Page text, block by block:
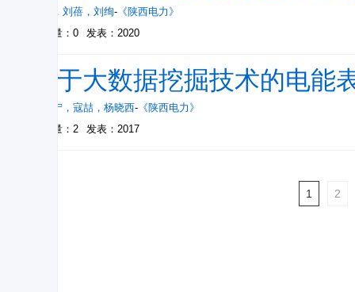
， 刘蓓 ， 刘绚- 《陕西电力》
被引量：0
发表：2020
基于大数据挖掘技术的电能
郭宁宁 ， 寇喆 ， 杨晓西- 《陕西电力》
被引量：2
发表：2017
1 2